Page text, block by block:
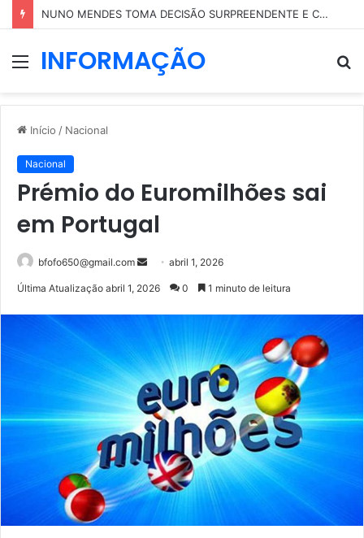
NUNO MENDES TOMA DECISÃO SURPREENDENTE E COLOCA PARTE DO SEU PATRIMÓNIO EM NOME DA MÃE
MenuINFORMAÇÃO
Início / Nacional
Nacional
Prémio do Euromilhões sai
em Portugal
bfofo650@gmail.com
Mandeabril 1, 2026
Última Atualização abril 1, 2026 0 1 minuto de leitura